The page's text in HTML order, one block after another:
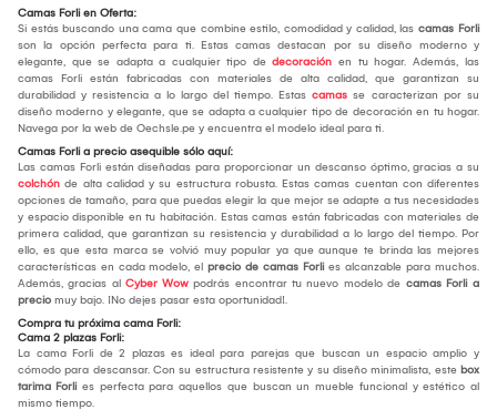
Camas Forli en Oferta:
Si estás buscando una cama que combine estilo, comodidad y calidad, las camas Forli
son la opción perfecta para ti. Estas camas destacan por su diseño moderno y
elegante, que se adapta a cualquier tipo de decoración en tu hogar. Además, las
camas Forli están fabricadas con materiales de alta calidad, que garantizan su
durabilidad y resistencia a lo largo del tiempo. Estas camas se caracterizan por su
diseño moderno y elegante, que se adapta a cualquier tipo de decoración en tu hogar.
Navega por la web de Oechsle.pe y encuentra el modelo ideal para ti.
Camas Forli a precio asequible sólo aquí:
Las camas Forli están diseñadas para proporcionar un descanso óptimo, gracias a su
colchón de alta calidad y su estructura robusta. Estas camas cuentan con diferentes
opciones de tamaño, para que puedas elegir la que mejor se adapte a tus necesidades
y espacio disponible en tu habitación. Estas camas están fabricadas con materiales de
primera calidad, que garantizan su resistencia y durabilidad a lo largo del tiempo. Por
ello, es que esta marca se volvió muy popular ya que aunque te brinda las mejores
características en cada modelo, el precio de camas Forli es alcanzable para muchos.
Además, gracias al Cyber Wow podrás encontrar tu nuevo modelo de camas Forli a
precio muy bajo. ¡No dejes pasar esta oportunidad!.
Compra tu próxima cama Forli:
Cama 2 plazas Forli:
La cama Forli de 2 plazas es ideal para parejas que buscan un espacio amplio y
cómodo para descansar. Con su estructura resistente y su diseño minimalista, este box
tarima Forli es perfecta para aquellos que buscan un mueble funcional y estético al
mismo tiempo.